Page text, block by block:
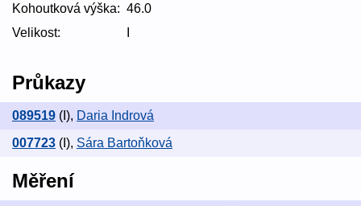
Kohoutková výška: 46.0
Velikost:
Průkazy
089519 (I), Daria Indrová
007723 (I), Sára Bartoňková
Měření